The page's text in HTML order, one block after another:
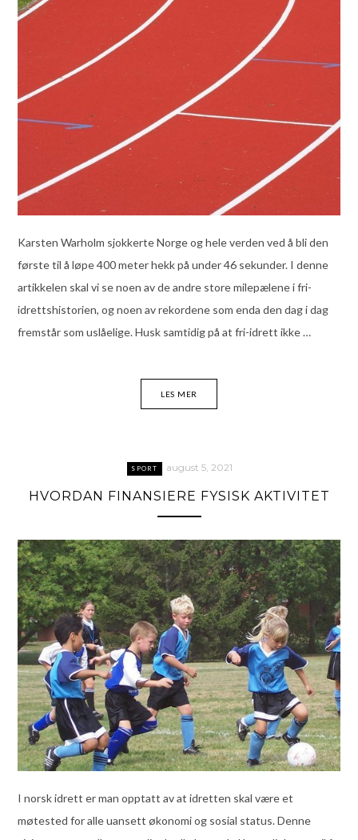
Karsten Warholm sjokkerte Norge og hele verden ved å bli den
første til å løpe 400 meter hekk på under 46 sekunder. I denne
artikkelen skal vi se noen av de andre store milepælene i fri-
idrettshistorien, og noen av rekordene som enda den dag i dag
fremstår som uslåelige. Husk samtidig på at fri-idrett ikke …
LES MER
SPORT august 5, 2021
HVORDAN FINANSIERE FYSISK AKTIVITET
I norsk idrett er man opptatt av at idretten skal være et
møtested for alle uansett økonomi og sosial status. Denne